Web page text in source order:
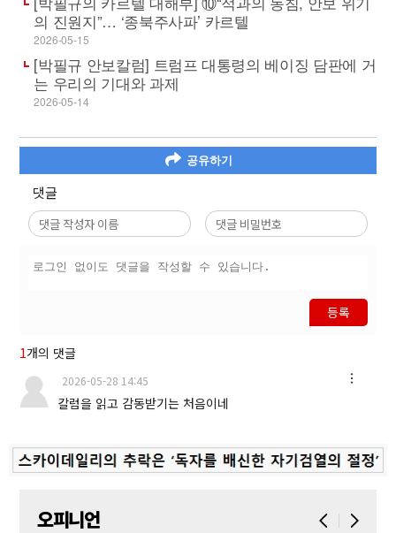
의 진원지”… ‘종북주사파’ 카르텔
2026-05-15
[박필규 안보칼럼] 트럼프 대통령의 베이징 담판에 거
는 우리의 기대와 과제
2026-05-14
공유하기
댓글
등록
1개의 댓글
2026-05-28 14:45
칼럼을 읽고 감동받기는 처음이네
오피니언